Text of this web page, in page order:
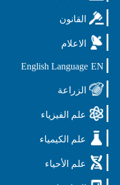
القانون
الاعلام
EN
English Language
الزراعة
علم الفيزياء
علم الكيمياء
علم الأحياء